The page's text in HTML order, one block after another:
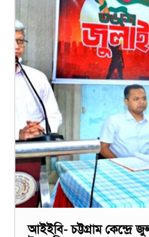
আইইবি- চট্টগ্রাম কেন্দ্রে